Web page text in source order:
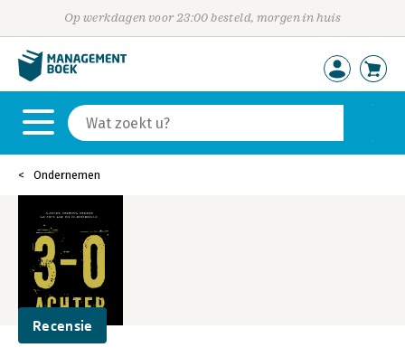
Op werkdagen voor 23:00 besteld, morgen in huis
Ondernemen
Recensie